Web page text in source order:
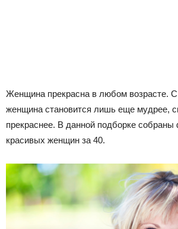
Женщина прекрасна в любом возрасте. С
женщина становится лишь еще мудрее,
прекраснее. В данной подборке собраны
красивых женщин за 40.